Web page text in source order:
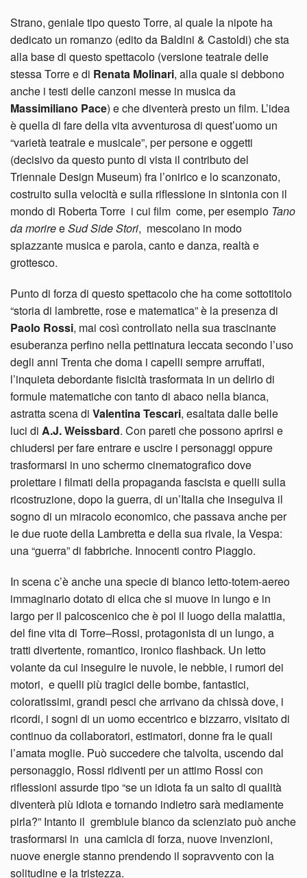
Strano, geniale tipo questo Torre, al quale la nipote ha
dedicato un romanzo (edito da Baldini & Castoldi) che sta
alla base di questo spettacolo (versione teatrale delle
stessa Torre e di Renata Molinari, alla quale si debbono
anche i testi delle canzoni messe in musica da
Massimiliano Pace) e che diventerà presto un film. L’idea
è quella di fare della vita avventurosa di quest’uomo un
“varietà teatrale e musicale”, per persone e oggetti
(decisivo da questo punto di vista il contributo del
Triennale Design Museum) fra l’onirico e lo scanzonato,
costruito sulla velocità e sulla riflessione in sintonia con il
mondo di Roberta Torre i cui film come, per esempio Tano
da morireeSud Side Stori, mescolano in modo
spiazzante musica e parola, canto e danza, realtà e
grottesco.
Punto di forza di questo spettacolo che ha come sottotitolo
“storia di lambrette, rose e matematica” è la presenza di
Paolo Rossi, mai così controllato nella sua trascinante
esuberanza perfino nella pettinatura leccata secondo l’uso
degli anni Trenta che doma i capelli sempre arruffati,
l’inquieta debordante fisicità trasformata in un delirio di
formule matematiche con tanto di abaco nella bianca,
astratta scena di Valentina Tescari, esaltata dalle belle
luci di A.J. Weissbard. Con pareti che possono aprirsi e
chiudersi per fare entrare e uscire i personaggi oppure
trasformarsi in uno schermo cinematografico dove
proiettare i filmati della propaganda fascista e quelli sulla
ricostruzione, dopo la guerra, di un’Italia che inseguiva il
sogno di un miracolo economico, che passava anche per
le due ruote della Lambretta e della sua rivale, la Vespa:
una “guerra” di fabbriche. Innocenti contro Piaggio.
In scena c’è anche una specie di bianco letto-totem-aereo
immaginario dotato di elica che si muove in lungo e in
largo per il palcoscenico che è poi il luogo della malattia,
del fine vita di Torre–Rossi, protagonista di un lungo, a
tratti divertente, romantico, ironico flashback. Un letto
volante da cui inseguire le nuvole, le nebbie, i rumori dei
motori, e quelli più tragici delle bombe, fantastici,
coloratissimi, grandi pesci che arrivano da chissà dove, i
ricordi, i sogni di un uomo eccentrico e bizzarro, visitato di
continuo da collaboratori, estimatori, donne fra le quali
l’amata moglie. Può succedere che talvolta, uscendo dal
personaggio, Rossi ridiventi per un attimo Rossi con
riflessioni assurde tipo “se un idiota fa un salto di qualità
diventerà più idiota e tornando indietro sarà mediamente
pirla?” Intanto il grembiule bianco da scienziato può anche
trasformarsi in una camicia di forza, nuove invenzioni,
nuove energie stanno prendendo il sopravvento con la
solitudine e la tristezza.